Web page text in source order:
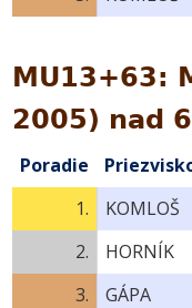
MU13+63:
2005) nad
Poradie
1.
KOMLOŠ
2.
HORNÍK
3.
GÁPA